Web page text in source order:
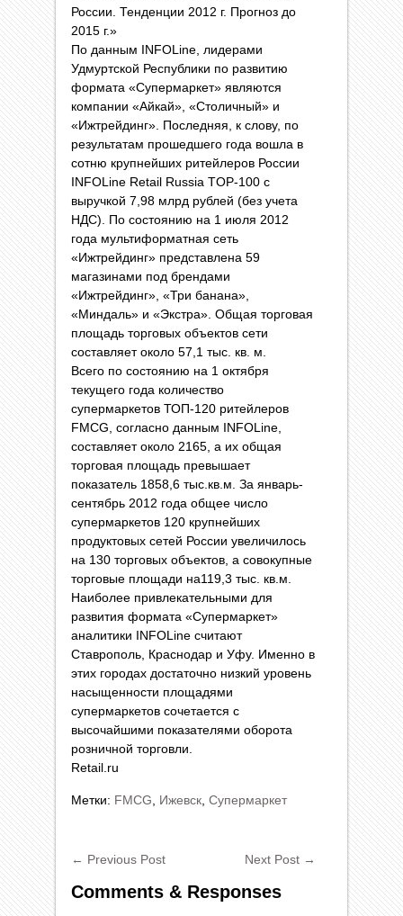
России. Тенденции 2012 г. Прогноз до
2015 г.»
По данным INFOLine, лидерами
Удмуртской Республики по развитию
формата «Супермаркет» являются
компании «Айкай», «Столичный» и
«Ижтрейдинг». Последняя, к слову, по
результатам прошедшего года вошла в
сотню крупнейших ритейлеров России
INFOLine Retail Russia TOP-100 с
выручкой 7,98 млрд рублей (без учета
НДС). По состоянию на 1 июля 2012
года мультиформатная сеть
«Ижтрейдинг» представлена 59
магазинами под брендами
«Ижтрейдинг», «Три банана»,
«Миндаль» и «Экстра». Общая торговая
площадь торговых объектов сети
составляет около 57,1 тыс. кв. м.
Всего по состоянию на 1 октября
текущего года количество
супермаркетов ТОП-120 ритейлеров
FMCG, согласно данным INFOLine,
составляет около 2165, а их общая
торговая площадь превышает
показатель 1858,6 тыс.кв.м. За январь-
сентябрь 2012 года общее число
супермаркетов 120 крупнейших
продуктовых сетей России увеличилось
на 130 торговых объектов, а совокупные
торговые площади на119,3 тыс. кв.м.
Наиболее привлекательными для
развития формата «Супермаркет»
аналитики INFOLine считают
Ставрополь, Краснодар и Уфу. Именно в
этих городах достаточно низкий уровень
насыщенности площадями
супермаркетов сочетается с
высочайшими показателями оборота
розничной торговли.
Retail.ru
Метки: FMCG Ижевск Супермаркет
← Previous Post Next Post →
Comments & Responses